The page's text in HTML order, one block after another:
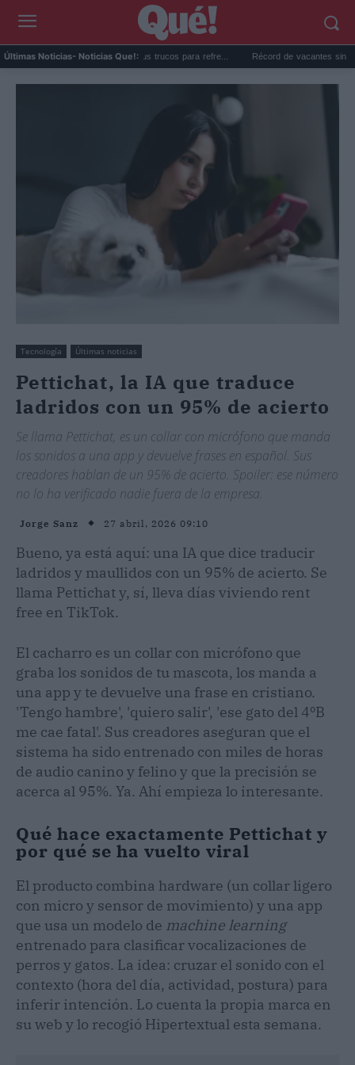
Últimas Noticias- Noticias Que!:
en Suiza revela sus trucos para refre... Récord de vacantes sin cubrir en
Tecnología Últimas noticias
Pettichat, la IA que traduce
ladridos con un 95% de acierto
Se llama Pettichat, es un collar con micrófono que manda
los sonidos a una app y devuelve frases en español. Sus
creadores hablan de un 95% de acierto. Spoiler: ese número
no lo ha verificado nadie fuera de la empresa.
Jorge Sanz 27 abril, 2026 09:10
Bueno, ya está aquí: una IA que dice traducir
ladridos y maullidos con un 95% de acierto. Se
llama Pettichat y, sí, lleva días viviendo rent
free en TikTok.
El cacharro es un collar con micrófono que
graba los sonidos de tu mascota, los manda a
una app y te devuelve una frase en cristiano.
'Tengo hambre', 'quiero salir', 'ese gato del 4ºB
me cae fatal'. Sus creadores aseguran que el
sistema ha sido entrenado con miles de horas
de audio canino y felino y que la precisión se
acerca al 95%. Ya. Ahí empieza lo interesante.
Qué hace exactamente Pettichat y
por qué se ha vuelto viral
El producto combina hardware (un collar ligero
con micro y sensor de movimiento) y una app
que usa un modelo de machine learning
entrenado para clasificar vocalizaciones de
perros y gatos. La idea: cruzar el sonido con el
contexto (hora del día, actividad, postura) para
inferir intención. Lo cuenta la propia marca en
su web y lo recogió Hipertextual esta semana.